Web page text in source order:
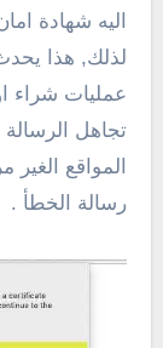
اليه شهادة
لذلك, هذا
عمليات شراء
تجاهل
المواقع
رسالة الخطأ .